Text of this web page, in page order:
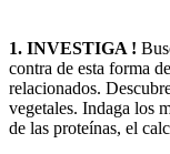
1. INVESTIGA !
contra de esta forma
relacionados.
vegetales. Indaga los
de las proteínas, el